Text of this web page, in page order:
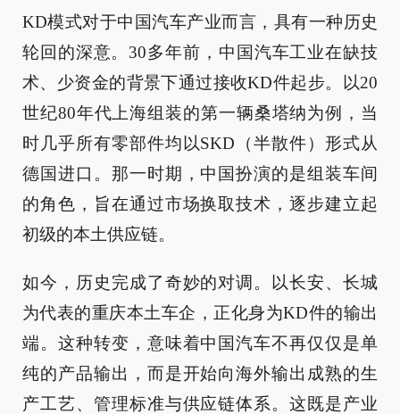
KD模式对于中国汽车产业而言，具有一种历史
轮回的深意。30多年前，中国汽车工业在缺技
术、少资金的背景下通过接收KD件起步。以20
世纪80年代上海组装的第一辆桑塔纳为例，当
时几乎所有零部件均以SKD（半散件）形式从
德国进口。那一时期，中国扮演的是组装车间
的角色，旨在通过市场换取技术，逐步建立起
初级的本土供应链。
如今，历史完成了奇妙的对调。以长安、长城
为代表的重庆本土车企，正化身为KD件的输出
端。这种转变，意味着中国汽车不再仅仅是单
纯的产品输出，而是开始向海外输出成熟的生
产工艺、管理标准与供应链体系。这既是产业